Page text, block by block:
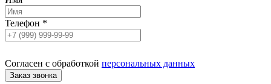
Телефон *
Согласен с обработкой персональных данных